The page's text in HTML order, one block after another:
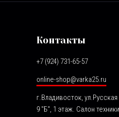
Контакты
+7 (924) 731-65-57
online-shop@varka25.ru
г.Владивосток, ул.Русская
9 "Б", 1 этаж. Салон техники